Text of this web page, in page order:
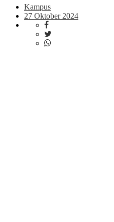
Kampus
27 Oktober 2024